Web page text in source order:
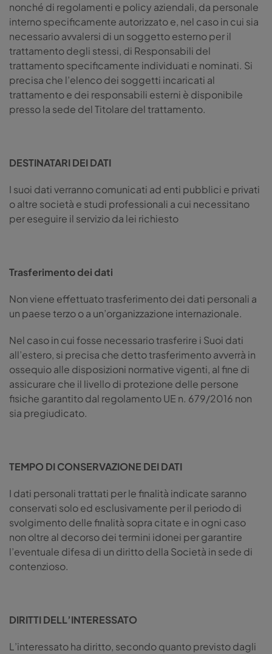
nonché di regolamenti e policy aziendali, da personale
interno specificamente autorizzato e, nel caso in cui sia
necessario avvalersi di un soggetto esterno per il
trattamento degli stessi, di Responsabili del
trattamento specificamente individuati e nominati. Si
precisa che l’elenco dei soggetti incaricati al
trattamento e dei responsabili esterni è disponibile
presso la sede del Titolare del trattamento.
DESTINATARI DEI DATI
I suoi dati verranno comunicati ad enti pubblici e privati
o altre società e studi professionali a cui necessitano
per eseguire il servizio da lei richiesto
Trasferimento dei dati
Non viene effettuato trasferimento dei dati personali a
un paese terzo o a un’organizzazione internazionale.
Nel caso in cui fosse necessario trasferire i Suoi dati
all’estero, si precisa che detto trasferimento avverrà in
ossequio alle disposizioni normative vigenti, al fine di
assicurare che il livello di protezione delle persone
fisiche garantito dal regolamento UE n. 679/2016 non
sia pregiudicato.
TEMPO DI CONSERVAZIONE DEI DATI
I dati personali trattati per le finalità indicate saranno
conservati solo ed esclusivamente per il periodo di
svolgimento delle finalità sopra citate e in ogni caso
non oltre al decorso dei termini idonei per garantire
l’eventuale difesa di un diritto della Società in sede di
contenzioso.
DIRITTI DELL’INTERESSATO
L’interessato ha diritto, secondo quanto previsto dagli